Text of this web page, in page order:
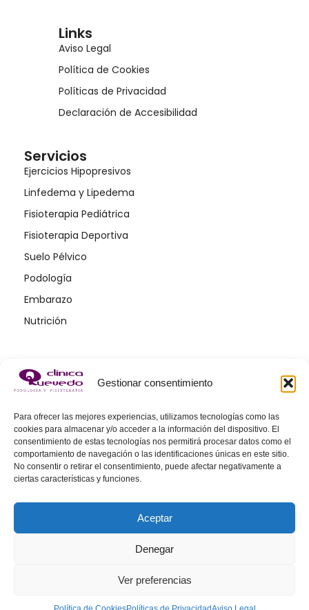
Gestionar consentimiento
Para ofrecer las mejores experiencias, utilizamos tecnologías como las
cookies para almacenar y/o acceder a la información del dispositivo. El
consentimiento de estas tecnologías nos permitirá procesar datos como el
comportamiento de navegación o las identificaciones únicas en este sitio.
No consentir o retirar el consentimiento, puede afectar negativamente a
ciertas características y funciones.
Aceptar
Denegar
Ver preferencias
Links
Aviso Legal
Política de Cookies
Políticas de Privacidad
Declaración de Accesibilidad
Servicios
Ejercicios Hipopresivos
Linfedema y Lipedema
Fisioterapia Pediátrica
Fisioterapia Deportiva
Suelo Pélvico
Podología
Embarazo
Nutrición